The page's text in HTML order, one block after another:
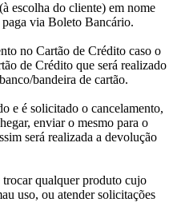
escolha do cliente) em nome
via Boleto Bancário.
no Cartão de Crédito caso o
de Crédito que será realizado
bandeira de cartão.
e é solicitado o cancelamento,
enviar o mesmo para o
será realizada a devolução
qualquer produto cujo
uso, ou atender solicitações